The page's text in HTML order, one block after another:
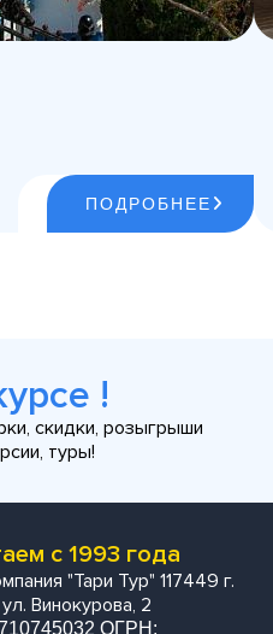
ПОДРОБНЕЕ
!
скидки, розыгрыши
туры!
с 1993 года
"Тари Тур" 117449 г.
Винокурова, 2
ОГРН: